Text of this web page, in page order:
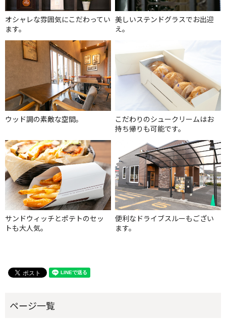
オシャレな雰囲気にこだわってい
ます。
美しいステンドグラスでお出迎
え。
ウッド調の素敵な空間。
こだわりのシュークリームはお
持ち帰りも可能です。
サンドウィッチとポテトのセッ
トも大人気。
便利なドライブスルーもござい
ます。